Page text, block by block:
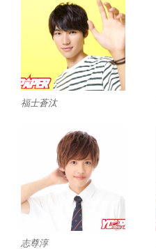
福士蒼汰
志尊淳